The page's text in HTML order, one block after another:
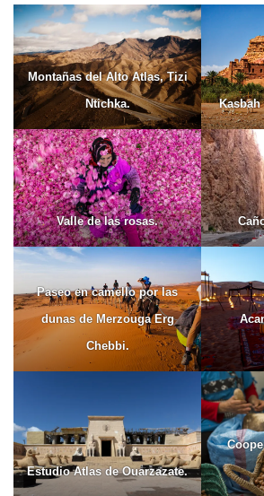
Montañas del Alto Atlas, Tizi
Ntichka.
Kasbah
Valle de las rosas.
Paseo en camello por las
dunas de Merzouga Erg
Chebbi.
Estudio Atlas de Ouarzazate.